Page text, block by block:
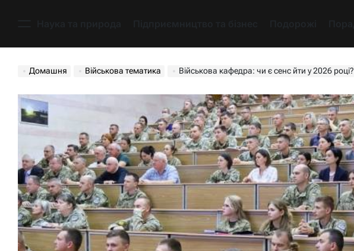
Домашня Військова тематика Військова кафедра: чи є сенс йти у 2026 році?